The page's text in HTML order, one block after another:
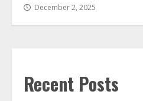
December 2, 2025
Recent Posts